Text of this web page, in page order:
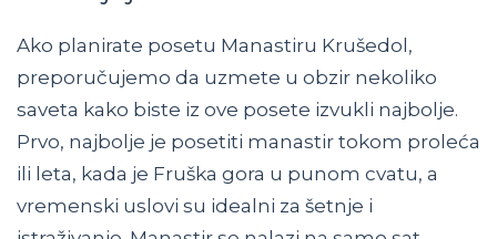
Ako planirate posetu Manastiru Krušedol,
preporučujemo da uzmete u obzir nekoliko
saveta kako biste iz ove posete izvukli najbolje.
Prvo, najbolje je posetiti manastir tokom proleća
ili leta, kada je Fruška gora u punom cvatu, a
vremenski uslovi su idealni za šetnje i